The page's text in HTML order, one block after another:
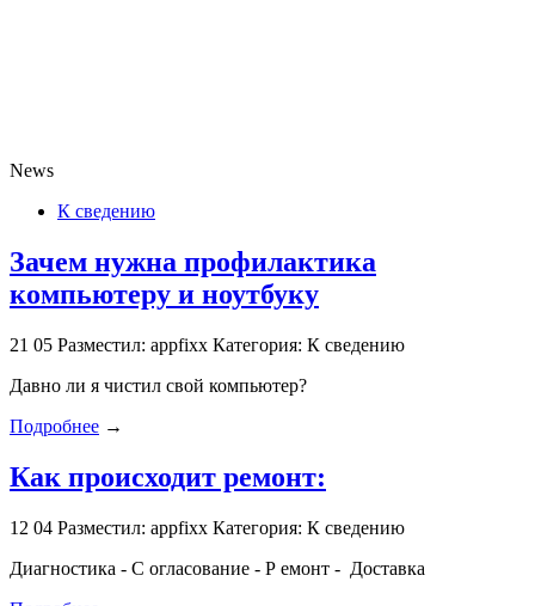
News
К сведению
Зачем нужна профилактика
компьютеру и ноутбуку
21 05 Разместил: appfixx Категория: К сведению
Давно ли я чистил свой компьютер?
Подробнее →
Как происходит ремонт:
12 04 Разместил: appfixx Категория: К сведению
Диагностика - С огласование - Р емонт - Доставка